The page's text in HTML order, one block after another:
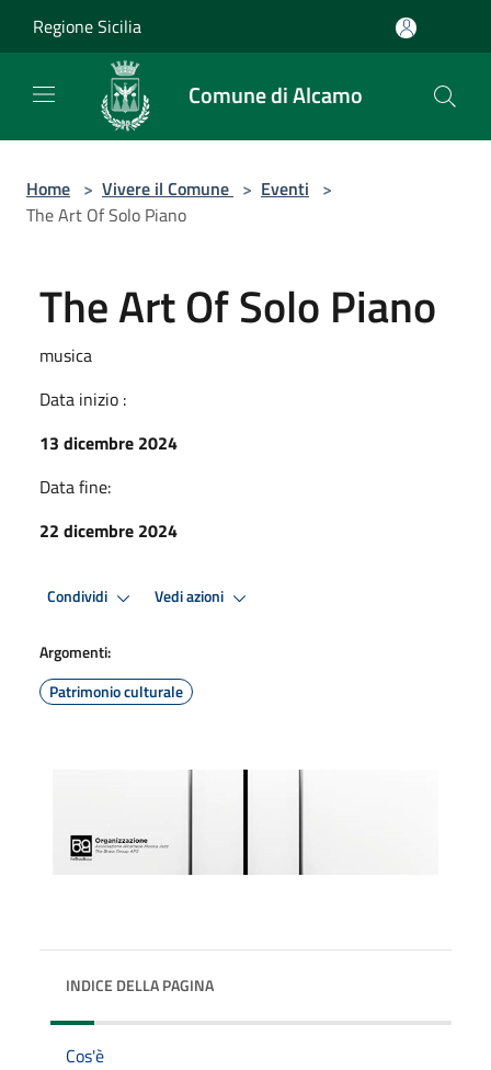
Regione Sicilia
Comune di Alcamo
Home > Vivere il Comune > Eventi >
The Art Of Solo Piano
The Art Of Solo Piano
musica
Data inizio :
13 dicembre 2024
Data fine:
22 dicembre 2024
Condividi Vedi azioni
Argomenti:
Patrimonio culturale
INDICE DELLA PAGINA
Cos'è